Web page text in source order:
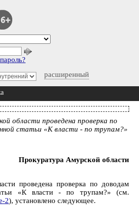
расширенный
области проведена проверка по
статьи «К власти - по трупам?»
Прокуратура Амурской области
проведена проверка по доводам
«К власти - по трупам?» (см.
2), установлено следующее.